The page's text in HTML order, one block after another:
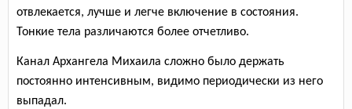
отвлекается, лучше и легче включение в состояния.
Тонкие тела различаются более отчетливо.
Канал Архангела Михаила сложно было держать
постоянно интенсивным, видимо периодически из него
выпадал.